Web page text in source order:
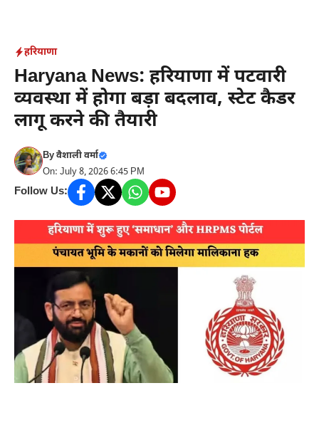
content
हरियाणा
Haryana News: हरियाणा में पटवारी
व्यवस्था में होगा बड़ा बदलाव, स्टेट कैडर
लागू करने की तैयारी
Byवैशाली वर्मा
On: July 8, 2026 6:45 PM
Follow Us: